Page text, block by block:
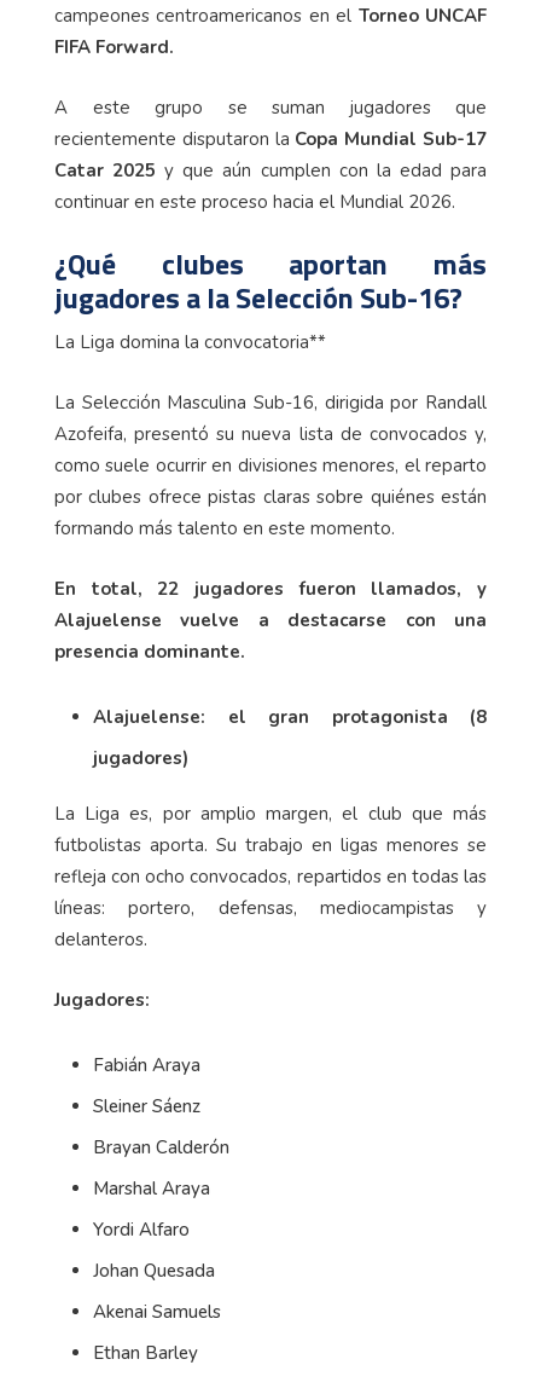
campeones centroamericanos en el Torneo UNCAF
FIFA Forward.
A este grupo se suman jugadores que
recientemente disputaron la Copa Mundial Sub-17
Catar 2025 y que aún cumplen con la edad para
continuar en este proceso hacia el Mundial 2026.
¿Qué clubes aportan más
jugadores a la Selección Sub-16?
La Liga domina la convocatoria**
La Selección Masculina Sub-16, dirigida por Randall
Azofeifa, presentó su nueva lista de convocados y,
como suele ocurrir en divisiones menores, el reparto
por clubes ofrece pistas claras sobre quiénes están
formando más talento en este momento.
En total, 22 jugadores fueron llamados, y
Alajuelense vuelve a destacarse con una
presencia dominante.
Alajuelense: el gran protagonista (8
jugadores)
La Liga es, por amplio margen, el club que más
futbolistas aporta. Su trabajo en ligas menores se
refleja con ocho convocados, repartidos en todas las
líneas: portero, defensas, mediocampistas y
delanteros.
Jugadores:
Fabián Araya
Sleiner Sáenz
Brayan Calderón
Marshal Araya
Yordi Alfaro
Johan Quesada
Akenai Samuels
Ethan Barley